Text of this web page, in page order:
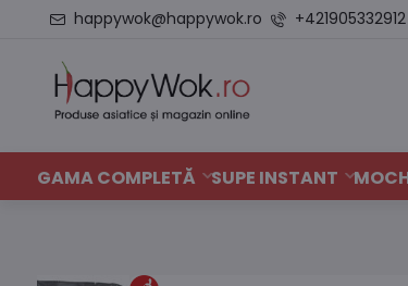
happywok@happywok.ro +421905332912
GAMA COMPLETĂ SUPE INSTANT